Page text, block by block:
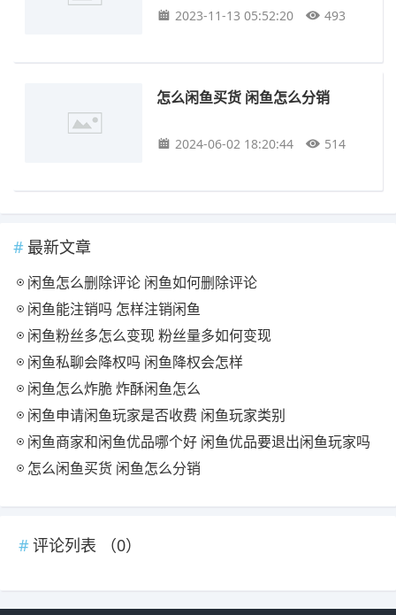
2023-11-13 05:52:20 493
怎么闲鱼买货 闲鱼怎么分销
2024-06-02 18:20:44 514
最新文章
闲鱼怎么删除评论 闲鱼如何删除评论
闲鱼能注销吗 怎样注销闲鱼
闲鱼粉丝多怎么变现 粉丝量多如何变现
闲鱼私聊会降权吗 闲鱼降权会怎样
闲鱼怎么炸脆 炸酥闲鱼怎么
闲鱼申请闲鱼玩家是否收费 闲鱼玩家类别
闲鱼商家和闲鱼优品哪个好 闲鱼优品要退出闲鱼玩家吗
怎么闲鱼买货 闲鱼怎么分销
评论列表 （0）